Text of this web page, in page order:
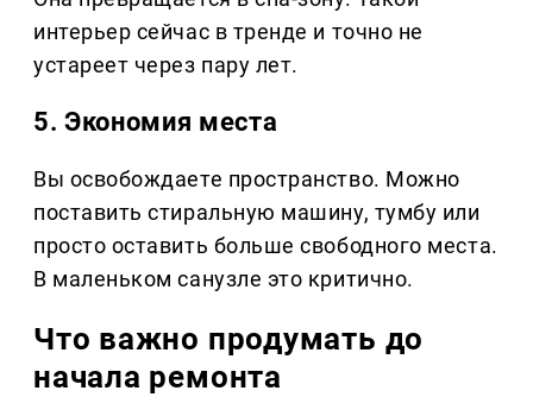
интерьер сейчас в тренде и точно не
устареет через пару лет.
5. Экономия места
Вы освобождаете пространство. Можно
поставить стиральную машину, тумбу или
просто оставить больше свободного места.
В маленьком санузле это критично.
Что важно продумать до
начала ремонта